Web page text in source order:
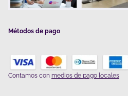
Métodos de pago
Contamos con medios de pago locales